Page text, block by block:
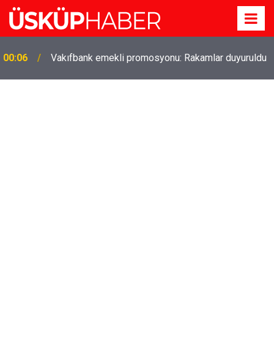
19:21
Gözde oldu! Hem köy hem mahalle hayatı iç içe!
İzmir'deki doğal semt